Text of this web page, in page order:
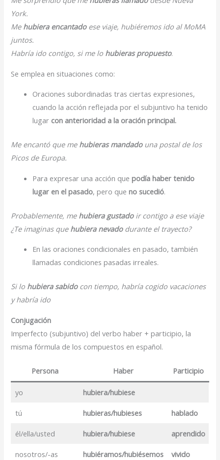
York.
Me hubiera encantadoese viaje, hubiéremos ido al MoMA
juntos.
Habría ido contigo, si me lo hubieras propuesto.
Se emplea en situaciones como:
Oraciones subordinadas tras ciertas expresiones,
cuando la acción reflejada por el subjuntivo ha tenido
lugar con anterioridad a la oración principal.
Me encantó que me hubieras mandadouna postal de los
Picos de Europa.
Para expresar una acción quepodía haber tenido
lugar en el pasado, pero queno sucedió.
Probablemente, me hubiera gustadoir contigo a ese viaje
¿Te imaginas que hubiera nevadodurante el trayecto?
En las oraciones condicionales en pasado, también
llamadas condiciones pasadas irreales.
Si lo hubiera sabidocon tiempo, habría cogido vacaciones
y habría ido
Conjugación
Imperfecto (subjuntivo) del verbo haber + participio, la
misma fórmula de los compuestos en español.
Persona Haber Participio
yo hubiera/hubiese
tú hubieras/hubieses hablado
él/ella/usted hubiera/hubiese aprendido
nosotros/-as hubiéramos/hubiésemos vivido